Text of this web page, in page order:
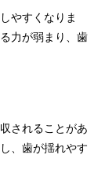
やすくなりま
力が弱まり、歯
されることがあ
、歯が揺れやす